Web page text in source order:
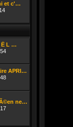
et c'…
le dernier message
Ë L …
le dernier message
APRI…
le dernier message
ne…